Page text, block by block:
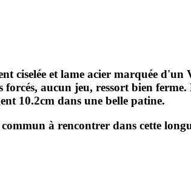
et lame acier marquée
aucun jeu, ressort bien
10.2cm dans une belle patine.
à rencontrer dans cette